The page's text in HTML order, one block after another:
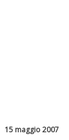
15 maggio 2007